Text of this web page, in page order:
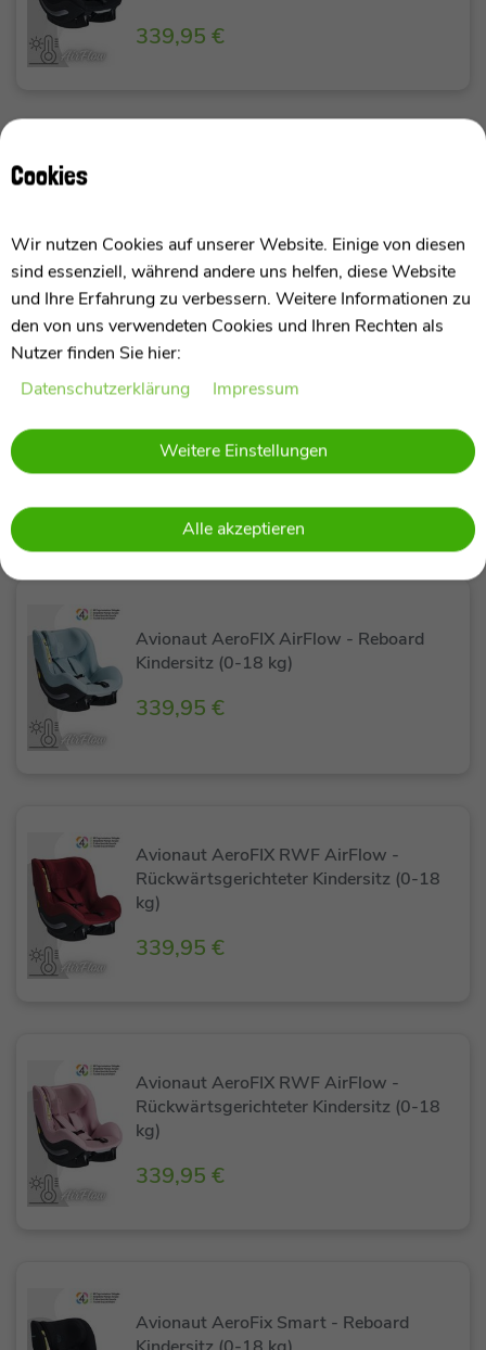
339,95 €
339,95 €
Kindersitz (0-18 kg)
339,95 €
Avionaut AeroFIX AirFlow - Reboard
Kindersitz (0-18 kg)
339,95 €
Avionaut AeroFIX RWF AirFlow -
Rückwärtsgerichteter Kindersitz (0-18
kg)
339,95 €
Avionaut AeroFIX RWF AirFlow -
Rückwärtsgerichteter Kindersitz (0-18
kg)
339,95 €
Avionaut AeroFix Smart - Reboard
Cookies
Wir nutzen Cookies auf unserer Website. Einige von diesen
sind essenziell, während andere uns helfen, diese Website
und Ihre Erfahrung zu verbessern. Weitere Informationen zu
den von uns verwendeten Cookies und Ihren Rechten als
Nutzer finden Sie hier:
Daten­schutz­erklärung
Impressum
Weitere Einstellungen
Alle akzeptieren